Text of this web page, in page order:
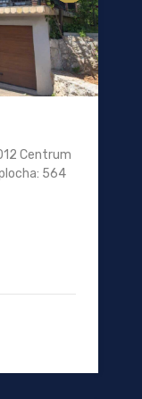
Centrum
564